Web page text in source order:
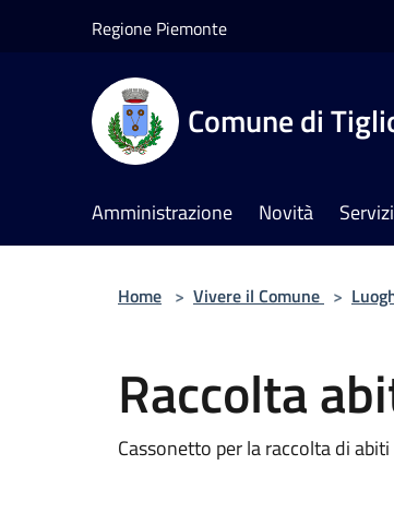
Regione Piemonte
Comune di
Amministrazione Novità Servizi
Home > Vivere il Comune >
Raccolta
Cassonetto per la raccolta di